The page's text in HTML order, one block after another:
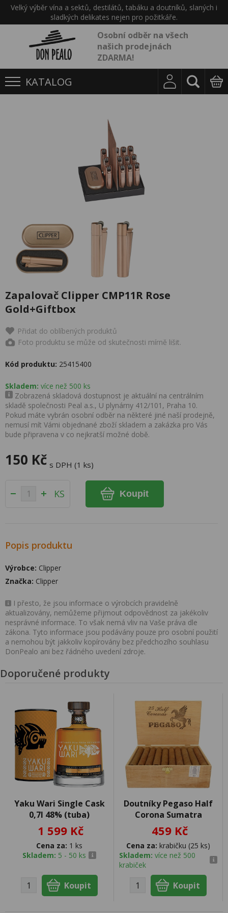
Velký výběr vína a sektů, destilátů, tabáku a doutníků, slaných i
sladkých delikates nejen pro požitkáře.
Osobní odběr na všech
našich prodejnách
ZDARMA!
KATALOG
Zapalovač Clipper CMP11R Rose
Gold+Giftbox
Přidat do oblíbených produktů
Foto produktu se může od skutečnosti mírně lišit.
Kód produktu: 25415400
Skladem: více než 500 ks
Zobrazená skladová dostupnost je aktuální na centrálním
skladě společnosti Peal a.s., U plynárny 412/101, Praha 10.
Pokud máte vybrán osobní odběr na některé jiné naší prodejně,
nemusí mít Vámi objednané zboží skladem a zakázka pro Vás
bude připravena v co nejkratší možné době.
150 Kč s DPH (1 ks)
KS Koupit
Popis produktu
Výrobce: Clipper
Značka: Clipper
I přesto, že jsou informace o výrobcích pravidelně
aktualizovány, nemůžeme přijmout odpovědnost za jakékoliv
nesprávné informace. To však nemá vliv na Vaše práva dle
zákona. Tyto informace jsou podávány pouze pro osobní použití
a nemohou být jakkoliv kopírovány bez předchozího souhlasu
DonPealo ani bez řádného uvedení zdroje.
Doporučené produkty
Yaku Wari Single Cask
0,7l 48% (tuba)
1 599 Kč
Cena za: 1 ks
Skladem: 5 - 50 ks
Doutníky Pegaso Half
Corona Sumatra
459 Kč
Cena za: krabičku (25 ks)
Skladem: více než 500
krabiček